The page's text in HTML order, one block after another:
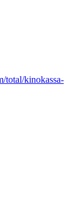
total/kinokassa-